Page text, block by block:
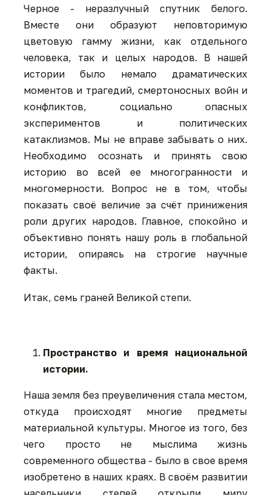
Черное - неразлучный спутник белого.
Вместе они образуют неповторимую
цветовую гамму жизни, как отдельного
человека, так и целых народов. В нашей
истории было немало драматических
моментов и трагедий, смертоносных войн и
конфликтов, социально опасных
экспериментов и политических
катаклизмов. Мы не вправе забывать о них.
Необходимо осознать и принять свою
историю во всей ее многогранности и
многомерности. Вопрос не в том, чтобы
показать своё величие за счёт принижения
роли других народов. Главное, спокойно и
объективно понять нашу роль в глобальной
истории, опираясь на строгие научные
факты.
Итак, семь граней Великой степи.
Пространство и время национальной
истории.
Наша земля без преувеличения стала местом,
откуда происходят многие предметы
материальной культуры. Многое из того, без
чего просто не мыслима жизнь
современного общества - было в свое время
изобретено в наших краях. В своём развитии